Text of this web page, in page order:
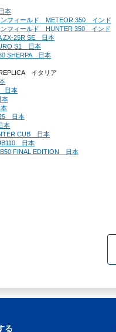
本
フィールド　METEOR 350　インド
フィールド　HUNTER 350　インド
ZX-25R SE　日本
S1　日本
SHERPA　日本
　イタリア
日本
本
　日本
本
CUB　日本
　日本
FINAL EDITION　日本
る